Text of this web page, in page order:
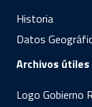
Historia
Datos
Archivos útiles
Logo Gobierno